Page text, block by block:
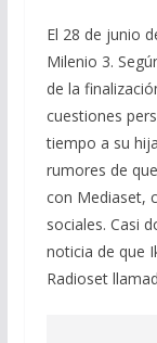
El 28 de junio
Milenio 3.
de la
cuestiones
tiempo a su
rumores de
con Mediaset,
sociales. Casi
noticia de que
Radioset